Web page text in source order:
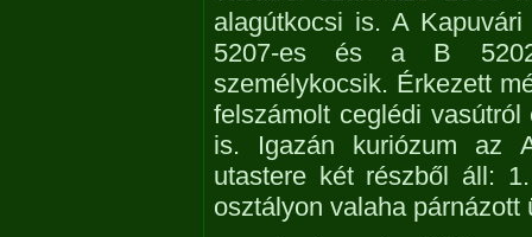
alagútkocsi is. A
5207-es és a B
személykocsik. Érkezett
felszámolt ceglédi
is. Igazán kuriózum az
utastere két részből áll:
osztályon valaha